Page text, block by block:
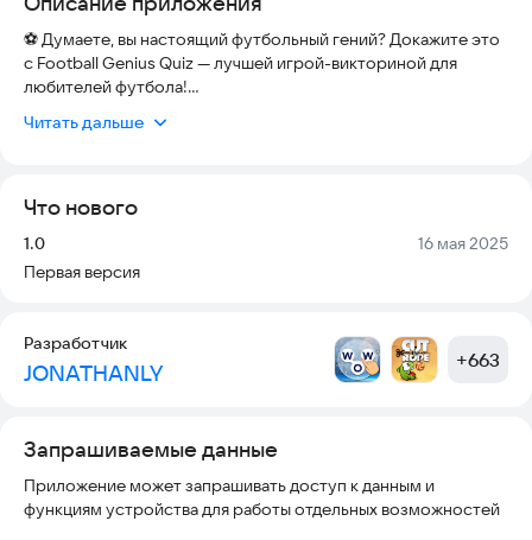
⚽ Думаете, вы настоящий футбольный гений? Докажите это
с Football Genius Quiz — лучшей игрой-викториной для
любителей футбола!
По всем вопросам свяжитесь с нами по адресу:
Это приложение наполнено захватывающими вопросами о:
◉ Легендарных игроках и командах
◉ Знаменитые голы и матчи
◉ Современные знания о футболе
🧠 Особенности:
Читать дальше
Что нового
Версия:
1.0 Дата:
16 мая 2025
Первая версия
Разработчик
JONATHANLY +663
Запрашиваемые данные
Приложение может запрашивать доступ к данным и
функциям устройства для работы отдельных возможностей